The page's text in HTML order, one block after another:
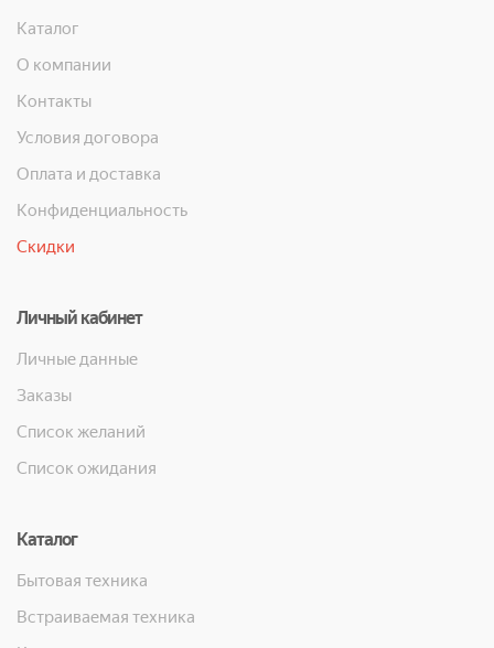
Каталог
О компании
Контакты
Условия договора
Оплата и доставка
Конфиденциальность
Скидки
Личный кабинет
Личные данные
Заказы
Список желаний
Список ожидания
Каталог
Бытовая техника
Встраиваемая техника